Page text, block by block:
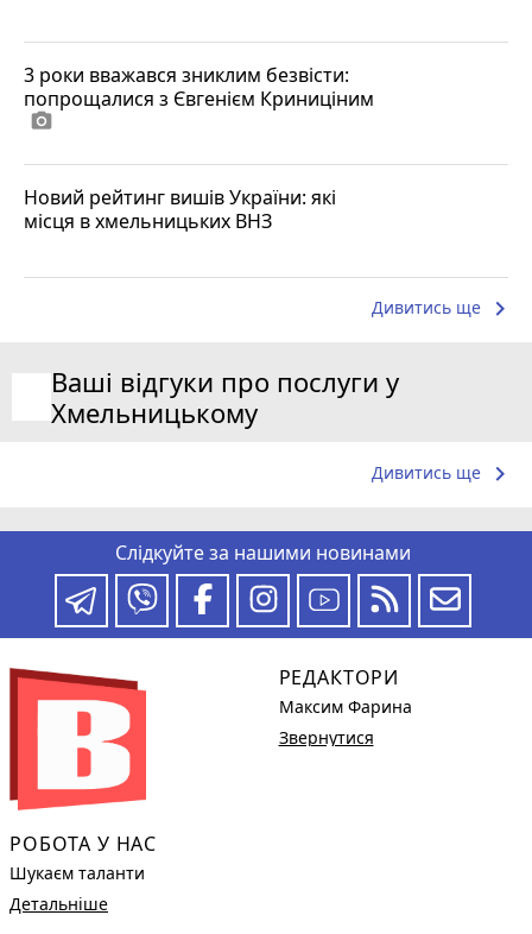
3 роки вважався зниклим безвісти:
попрощалися з Євгенієм Криниціним
photo_camera
Новий рейтинг вишів України: які
місця в хмельницьких ВНЗ
Дивитись ще keyboard_arrow_right
Ваші відгуки про послуги у
Хмельницькому
Дивитись ще keyboard_arrow_right
Слідкуйте за нашими новинами
РОБОТА У НАС
Шукаєм таланти
Детальніше
РЕДАКТОРИ
Максим Фарина
Звернутися